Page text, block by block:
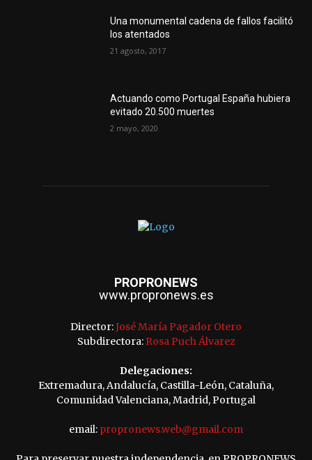
Una monumental cadena de fallos facilitó
los atentados
21 agosto, 2017
Actuando como Portugal España hubiera
evitado 20.500 muertes
2 mayo, 2020
PROPRONEWS
www.propronews.es
Director:José María Pagador Otero
Subdirectora: Rosa Puch Álvarez
Delegaciones:
Extremadura, Andalucía, Castilla-León, Cataluña,
Comunidad Valenciana, Madrid, Portugal
email: propronews.web@gmail.com